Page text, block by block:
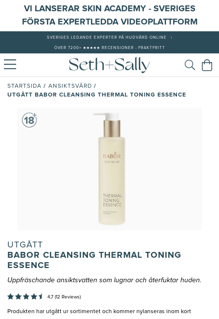
VI LANSERAR SKIN ACADEMY - SVERIGES
FÖRSTA EXPERTLEDDA VIDEOPLATTFORM
SVERIGES LEDANDE EXPERTER PÅ HUDVÅRD ONLINE
ÖVER 7200+ ★★★★★ RECENSIONER - FRAKTFRITT
STARTSIDA / ANSIKTSVÅRD /
UTGÅTT BABOR CLEANSING THERMAL TONING ESSENCE
UTGÅTT
BABOR CLEANSING THERMAL TONING
ESSENCE
Uppfräschande ansiktsvatten som lugnar och återfuktar huden.
4,7 (12 Reviews)
Produkten har utgått ur sortimentet och kommer nylanseras inom kort